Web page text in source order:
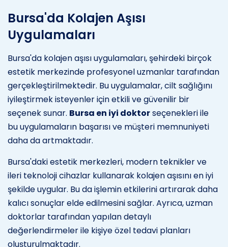
Bursa'da Kolajen Aşısı
Uygulamaları
Bursa'da kolajen aşısı uygulamaları, şehirdeki birçok
estetik merkezinde profesyonel uzmanlar tarafından
gerçekleştirilmektedir. Bu uygulamalar, cilt sağlığını
iyileştirmek isteyenler için etkili ve güvenilir bir
seçenek sunar. Bursa en iyi doktorseçenekleri ile
bu uygulamaların başarısı ve müşteri memnuniyeti
daha da artmaktadır.
Bursa'daki estetik merkezleri, modern teknikler ve
ileri teknoloji cihazlar kullanarak kolajen aşısını en iyi
şekilde uygular. Bu da işlemin etkilerini artırarak daha
kalıcı sonuçlar elde edilmesini sağlar. Ayrıca, uzman
doktorlar tarafından yapılan detaylı
değerlendirmeler ile kişiye özel tedavi planları
oluşturulmaktadır.